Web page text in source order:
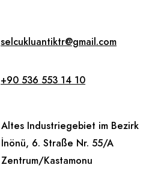
selcukluantiktr@gmail.com
+90 536 553 14 10
Altes Industriegebiet im Bezirk
İnönü, 6. Straße Nr. 55/A
Zentrum/Kastamonu